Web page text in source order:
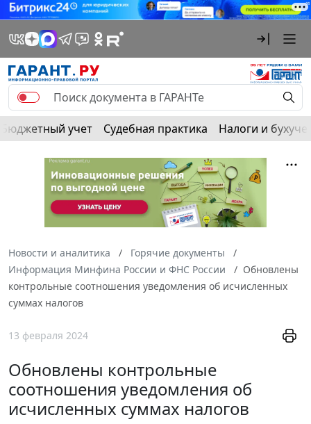
Бюджетный учет Судебная практика Налоги и
Новости и аналитика
Горячие документы
Информация Минфина России и ФНС России
Обновлены
контрольные соотношения уведомления об исчисленных
суммах налогов
13 февраля 2024
Обновлены контрольные
соотношения уведомления об
исчисленных суммах налогов